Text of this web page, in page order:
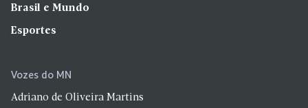
Brasil e Mundo
Esportes
Vozes do MN
Adriano de Oliveira Martins